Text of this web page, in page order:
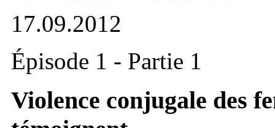
17.09.2012
Épisode 1 - Partie 1
Violence conjugale des